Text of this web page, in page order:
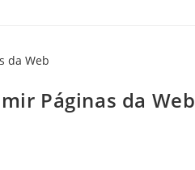
Páginas da Web